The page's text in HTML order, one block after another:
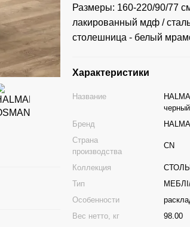
Размеры: 160-220/90/77
лакированный мдф /
столешница - белый
Характеристики
Название
черный
Бренд
Страна
производства
CN
Коллекция
СТОЛЫ
Тип
Особенности
Вес нетто, кг
98.00